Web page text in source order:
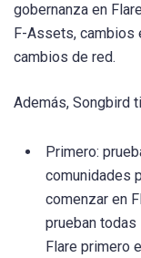
gobernanza en
F-Assets, cambios
cambios de red.
Además, Songbird
Primero:
comunidades
comenzar en
prueban
Flare primero